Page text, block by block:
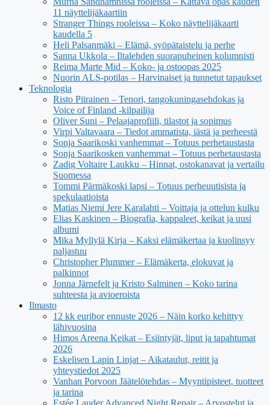
11 näyttelijäkaartiin
Stranger Things rooleissa – Koko näyttelijäkaarti
kaudella 5
Heli Palsanmäki – Elämä, syöpätaistelu ja perhe
Sanna Ukkola – Iltalehden suorapuheinen kolumnisti
Reima Marte Mid – Koko- ja ostoopas 2025
Nuorin ALS-potilas – Harvinaiset ja tunnetut tapaukset
Teknologia
Risto Piirainen – Tenori, tangokuningasehdokas ja
Voice of Finland -kilpailija
Oliver Suni – Pelaajaprofiili, tilastot ja sopimus
Virpi Valtavaara – Tiedot ammatista, iästä ja perheestä
Sonja Saarikoski vanhemmat – Totuus perhetaustasta
Sonja Saarikosken vanhemmat – Totuus perhetaustasta
Zadig Voltaire Laukku – Hinnat, ostokanavat ja vertailu
Suomessa
Tommi Pärmäkoski lapsi – Totuus perheuutisista ja
spekulaatioista
Matias Niemi Jere Karalahti – Voittaja ja ottelun kulku
Elias Kaskinen – Biografia, kappaleet, keikat ja uusi
albumi
Mika Myllylä Kirja – Kaksi elämäkertaa ja kuolinsyy
paljastuu
Christopher Plummer – Elämäkerta, elokuvat ja
palkinnot
Jonna Järnefelt ja Kristo Salminen – Koko tarina
suhteesta ja avioeroista
Ilmasto
12 kk euribor ennuste 2026 – Näin korko kehittyy
lähivuosina
Himos Areena Keikat – Esiintyjät, liput ja tapahtumat
2026
Eskelisen Lapin Linjat – Aikataulut, reitit ja
yhteystiedot 2025
Vanhan Porvoon Jäätelötehdas – Myyntipisteet, tuotteet
ja tarina
Estée Lauder Advanced Night Repair – Arvostelut ja